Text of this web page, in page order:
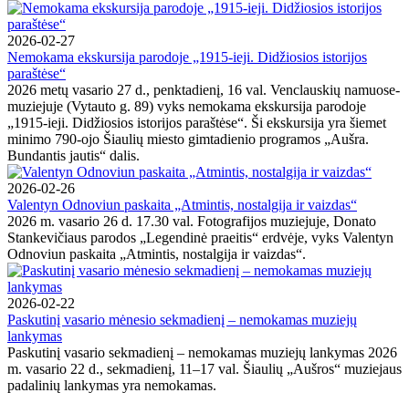
2026-02-27
Nemokama ekskursija parodoje „1915-ieji. Didžiosios istorijos
paraštėse“
2026 metų vasario 27 d., penktadienį, 16 val. Venclauskių namuose-
muziejuje (Vytauto g. 89) vyks nemokama ekskursija parodoje
„1915-ieji. Didžiosios istorijos paraštėse“. Ši ekskursija yra šiemet
minimo 790-ojo Šiaulių miesto gimtadienio programos „Aušra.
Bundantis jautis“ dalis.
2026-02-26
Valentyn Odnoviun paskaita „Atmintis, nostalgija ir vaizdas“
2026 m. vasario 26 d. 17.30 val. Fotografijos muziejuje, Donato
Stankevičiaus parodos „Legendinė praeitis“ erdvėje, vyks Valentyn
Odnoviun paskaita „Atmintis, nostalgija ir vaizdas“.
2026-02-22
Paskutinį vasario mėnesio sekmadienį – nemokamas muziejų
lankymas
Paskutinį vasario sekmadienį – nemokamas muziejų lankymas 2026
m. vasario 22 d., sekmadienį, 11–17 val. Šiaulių „Aušros“ muziejaus
padalinių lankymas yra nemokamas.